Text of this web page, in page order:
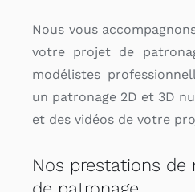
Nous vous
votre projet de
modélistes
un patronage 2D et 3D
et des vidéos de votre
Nos prestations